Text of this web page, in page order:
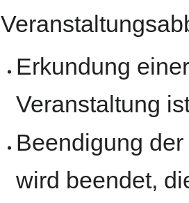
Erkundung
Veranstaltung
Beendigung
wird beendet,